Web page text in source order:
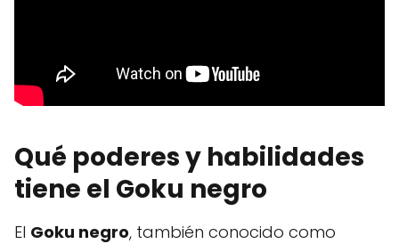
Qué poderes y habilidades
tiene el Goku negro
El Goku negro, también conocido como